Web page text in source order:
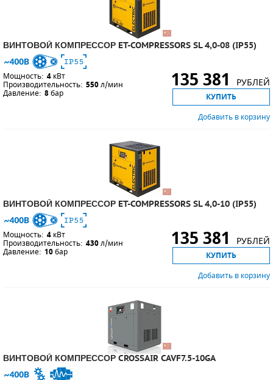
ВИНТОВОЙ КОМПРЕССОР ET-COMPRESSORS SL 4,0-08 (IP55)
Мощность: 4 кВт
Производительность: 550л/мин
Давление: 8бар
135 381 РУБЛЕЙ
КУПИТЬ
Добавить в корзину
ВИНТОВОЙ КОМПРЕССОР ET-COMPRESSORS SL 4,0-10 (IP55)
Мощность: 4 кВт
Производительность: 430л/мин
Давление: 10бар
135 381 РУБЛЕЙ
КУПИТЬ
Добавить в корзину
ВИНТОВОЙ КОМПРЕССОР CROSSAIR CAVF7.5-10GA